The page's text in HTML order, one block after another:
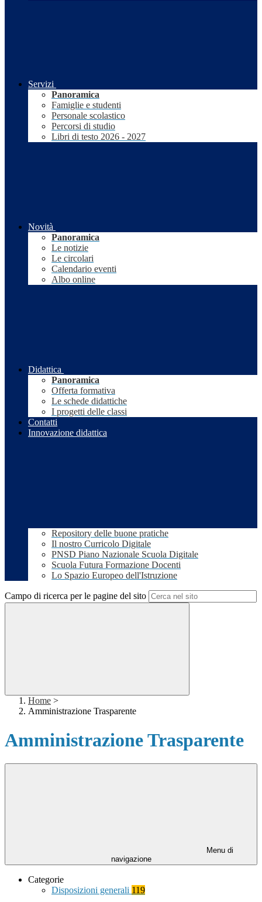
Servizi
Panoramica
Famiglie e studenti
Personale scolastico
Percorsi di studio
Libri di testo 2026 - 2027
Novità
Panoramica
Le notizie
Le circolari
Calendario eventi
Albo online
Didattica
Panoramica
Offerta formativa
Le schede didattiche
I progetti delle classi
Contatti
Innovazione didattica
Repository delle buone pratiche
Il nostro Curricolo Digitale
PNSD Piano Nazionale Scuola Digitale
Scuola Futura Formazione Docenti
Lo Spazio Europeo dell'Istruzione
Campo di ricerca per le pagine del sito
Home >
Amministrazione Trasparente
Amministrazione Trasparente
Menu di
navigazione
Categorie
Disposizioni generali 119